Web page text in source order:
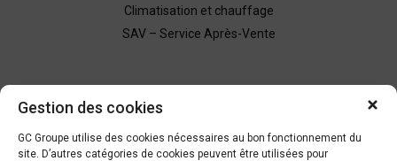
Gestion des cookies
GC Groupe utilise des cookies nécessaires au bon fonctionnement du
site. D’autres catégories de cookies peuvent être utilisées pour
Climatisation et chauffage
SAV – Service Après-Vente
Demande de devis